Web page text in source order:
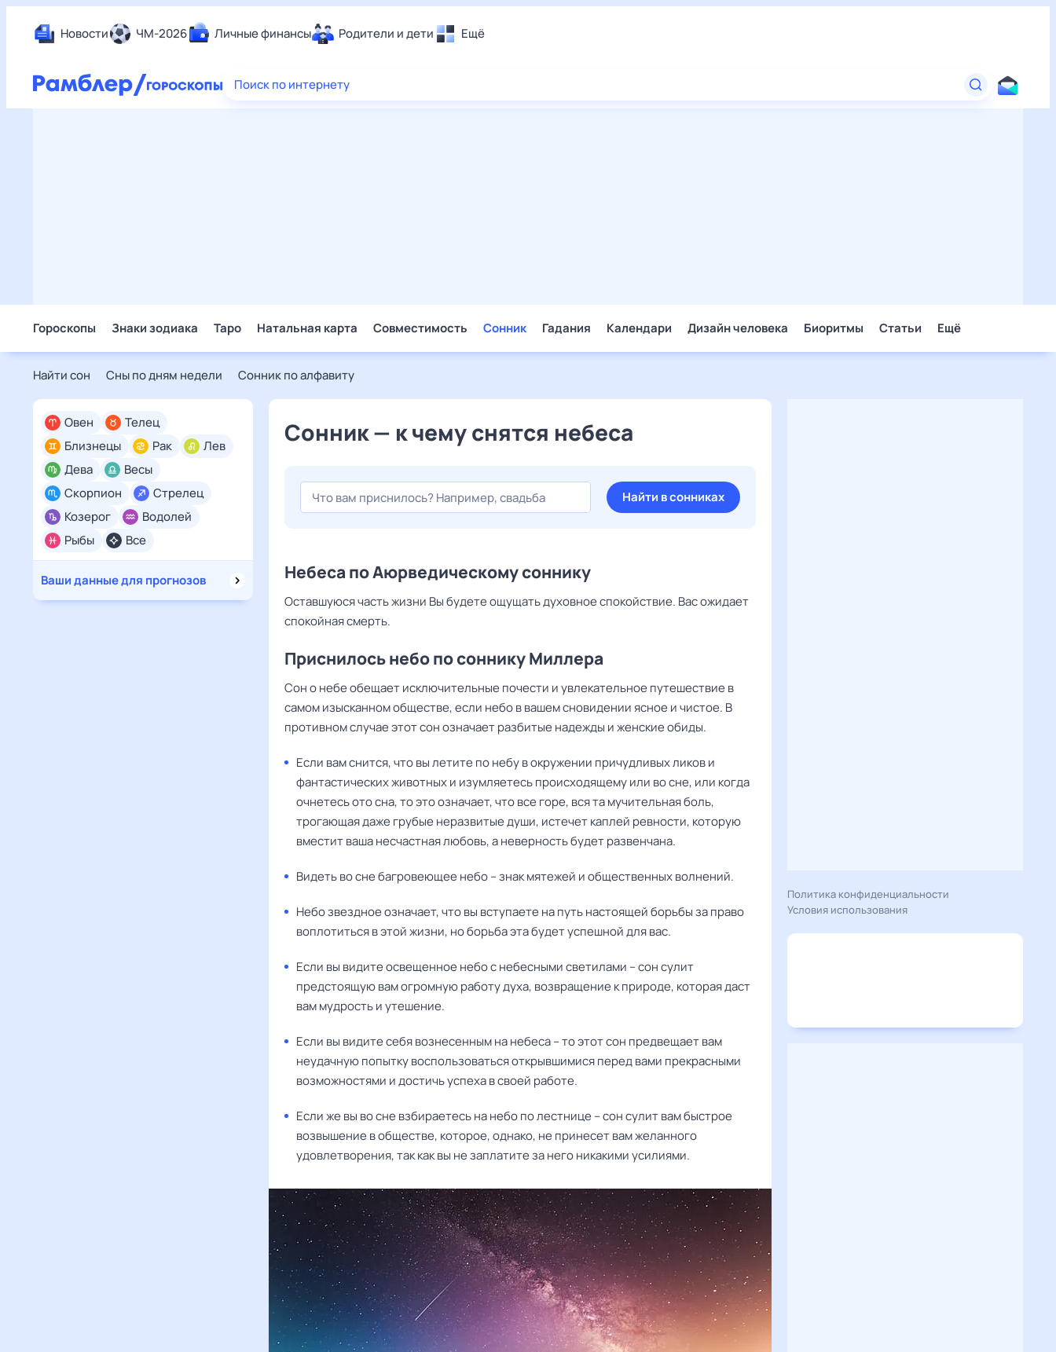
Новости ЧМ-2026 Личные финансы Родители и дети Ещё
Еда
Поиск по интернету
Гороскопы Знаки зодиака Таро Натальная карта Совместимость Сонник Гадания Календари Дизайн человека Биоритмы Статьи Ещё
Найти сон Сны по дням недели Сонник по алфавиту
Все
Овен
Телец
Близнецы
Рак
Лев
Дева
Весы
Скорпион
Стрелец
Козерог
Водолей
Рыбы
Ваши данные для прогнозов
Сонник — к чему снятся небеса
Найти в сонниках
Небеса по Аюрведическому соннику
Оставшуюся часть жизни Вы будете ощущать духовное спокойствие. Вас ожидает
спокойная смерть.
Приснилось небо по соннику Миллера
Сон о небе обещает исключительные почести и увлекательное путешествие в
самом изысканном обществе, если небо в вашем сновидении ясное и чистое. В
противном случае этот сон означает разбитые надежды и женские обиды.
Если вам снится, что вы летите по небу в окружении причудливых ликов и
фантастических животных и изумляетесь происходящему или во сне, или когда
очнетесь ото сна, то это означает, что все горе, вся та мучительная боль,
трогающая даже грубые неразвитые души, истечет каплей ревности, которую
вместит ваша несчастная любовь, а неверность будет развенчана.
Видеть во сне багровеющее небо – знак мятежей и общественных волнений.
Небо звездное означает, что вы вступаете на путь настоящей борьбы за право
воплотиться в этой жизни, но борьба эта будет успешной для вас.
Если вы видите освещенное небо с небесными светилами – сон сулит
предстоящую вам огромную работу духа, возвращение к природе, которая даст
вам мудрость и утешение.
Если вы видите себя вознесенным на небеса – то этот сон предвещает вам
неудачную попытку воспользоваться открывшимися перед вами прекрасными
возможностями и достичь успеха в своей работе.
Если же вы во сне взбираетесь на небо по лестнице – сон сулит вам быстрое
возвышение в обществе, которое, однако, не принесет вам желанного
удовлетворения, так как вы не заплатите за него никакими усилиями.
Политика конфиденциальности
Условия использования